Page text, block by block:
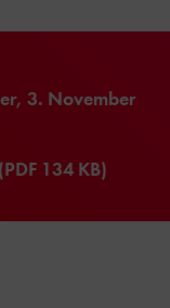
3. November
134 KB)